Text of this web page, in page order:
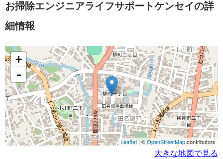
お掃除エンジニアライフサポートケンセイの詳
細情報
+
-
Leaflet | ©OpenStreetMapcontributors
大きな地図で見る